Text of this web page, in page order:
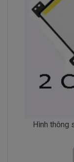
Hình thông